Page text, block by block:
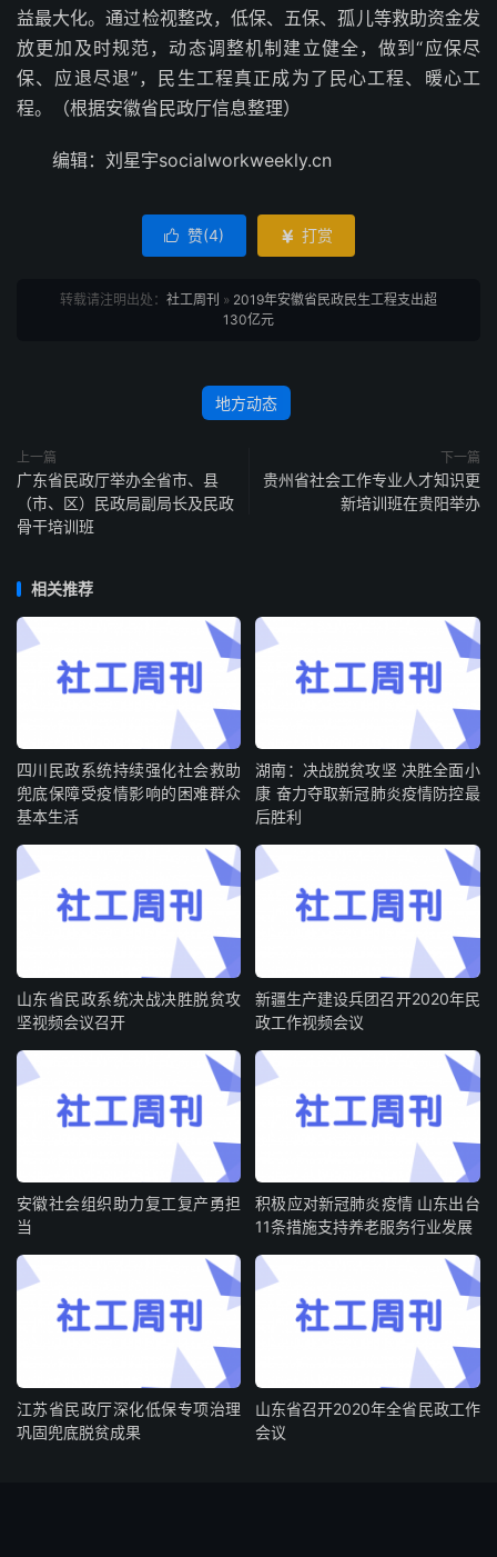
益最大化。通过检视整改，低保、五保、孤儿等救助资金发
放更加及时规范，动态调整机制建立健全，做到“应保尽
保、应退尽退”，民生工程真正成为了民心工程、暖心工
程。（根据安徽省民政厅信息整理）
编辑：刘星宇socialworkweekly.cn
 赞(4)  打赏
转载请注明出处： 社工周刊 » 2019年安徽省民政民生工程支出超
130亿元
地方动态
上一篇
广东省民政厅举办全省市、县
（市、区）民政局副局长及民政
骨干培训班
下一篇
贵州省社会工作专业人才知识更
新培训班在贵阳举办
相关推荐
四川民政系统持续强化社会救助
兜底保障受疫情影响的困难群众
基本生活
湖南：决战脱贫攻坚 决胜全面小
康 奋力夺取新冠肺炎疫情防控最
后胜利
山东省民政系统决战决胜脱贫攻
坚视频会议召开
新疆生产建设兵团召开2020年民
政工作视频会议
安徽社会组织助力复工复产勇担
当
积极应对新冠肺炎疫情 山东出台
11条措施支持养老服务行业发展
江苏省民政厅深化低保专项治理
巩固兜底脱贫成果
山东省召开2020年全省民政工作
会议